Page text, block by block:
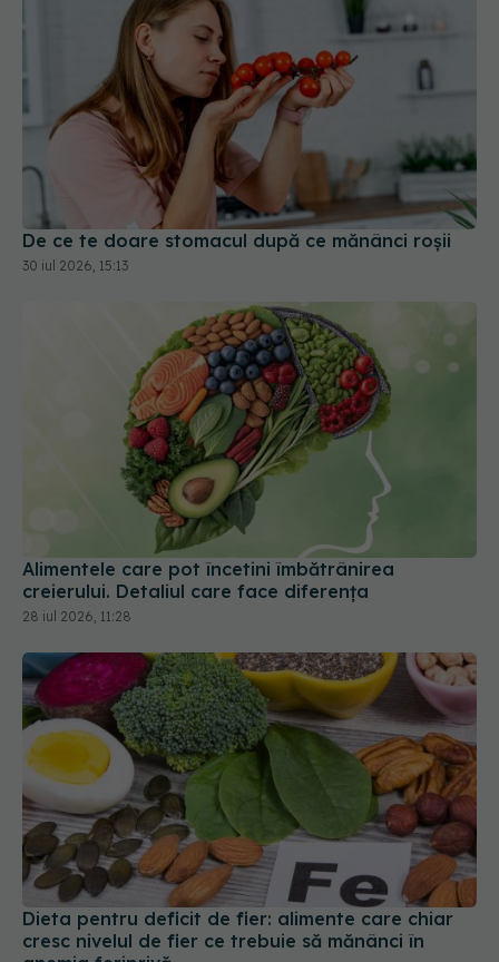
De ce te doare stomacul după ce mănânci roșii
Alimentele care pot încetini îmbătrânirea
creierului. Detaliul care face diferența
Dieta pentru deficit de fier: alimente care chiar
cresc nivelul de fier ce trebuie să mănânci în
anemia feriprivă
19 iul 2026, 12:00